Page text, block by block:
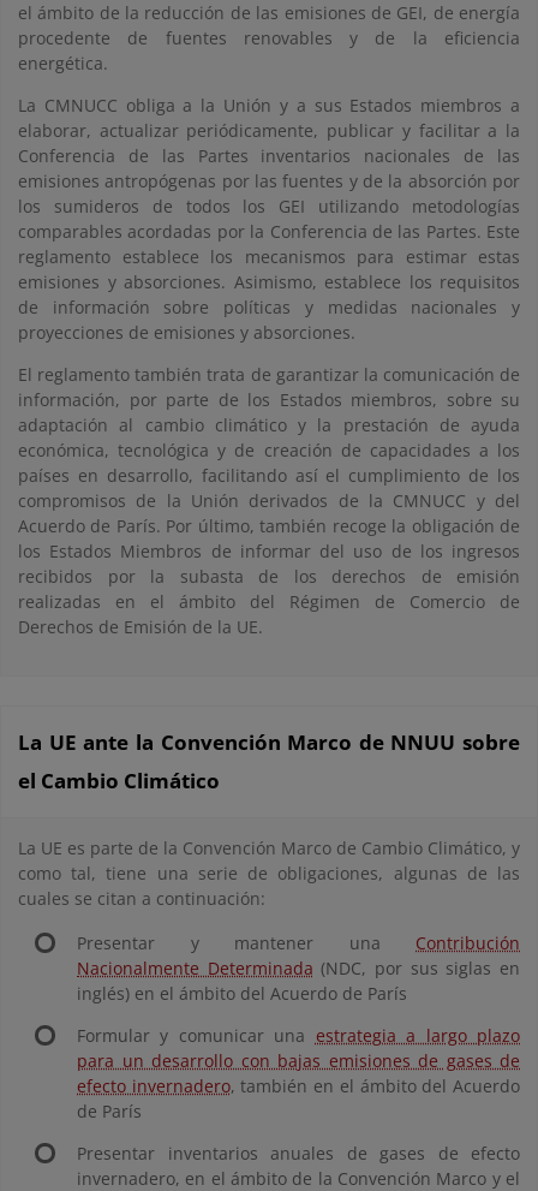
el ámbito de la reducción de las emisiones de GEI, de energía
procedente de fuentes renovables y de la eficiencia
energética.
La CMNUCC obliga a la Unión y a sus Estados miembros a
elaborar, actualizar periódicamente, publicar y facilitar a la
Conferencia de las Partes inventarios nacionales de las
emisiones antropógenas por las fuentes y de la absorción por
los sumideros de todos los GEI utilizando metodologías
comparables acordadas por la Conferencia de las Partes. Este
reglamento establece los mecanismos para estimar estas
emisiones y absorciones. Asimismo, establece los requisitos
de información sobre políticas y medidas nacionales y
proyecciones de emisiones y absorciones.
El reglamento también trata de garantizar la comunicación de
información, por parte de los Estados miembros, sobre su
adaptación al cambio climático y la prestación de ayuda
económica, tecnológica y de creación de capacidades a los
países en desarrollo, facilitando así el cumplimiento de los
compromisos de la Unión derivados de la CMNUCC y del
Acuerdo de París. Por último, también recoge la obligación de
los Estados Miembros de informar del uso de los ingresos
recibidos por la subasta de los derechos de emisión
realizadas en el ámbito del Régimen de Comercio de
Derechos de Emisión de la UE.
La UE ante la Convención Marco de NNUU sobre
el Cambio Climático
La UE es parte de la Convención Marco de Cambio Climático, y
como tal, tiene una serie de obligaciones, algunas de las
cuales se citan a continuación:
Presentar y mantener una Contribución
Nacionalmente Determinada (NDC, por sus siglas en
inglés) en el ámbito del Acuerdo de París
Formular y comunicar una estrategia a largo plazo
para un desarrollo con bajas emisiones de gases de
efecto invernadero, también en el ámbito del Acuerdo
de París
Presentar inventarios anuales de gases de efecto
invernadero, en el ámbito de la Convención Marco y el